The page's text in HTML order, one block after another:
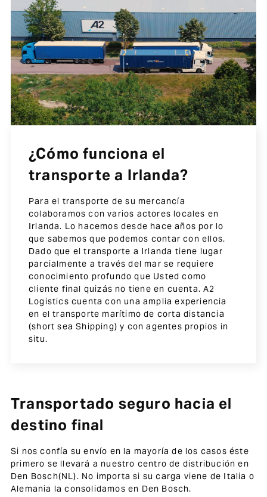
¿Cómo funciona el
transporte a Irlanda?
Para el transporte de su mercancía
colaboramos con varios actores locales en
Irlanda. Lo hacemos desde hace años por lo
que sabemos que podemos contar con ellos.
Dado que el transporte a Irlanda tiene lugar
parcialmente a través del mar se requiere
conocimiento profundo que Usted como
cliente final quizás no tiene en cuenta. A2
Logistics cuenta con una amplia experiencia
en el transporte marítimo de corta distancia
(short sea Shipping) y con agentes propios in
situ.
Transportado seguro hacia el
destino final
Si nos confía su envío en la mayoría de los casos éste
primero se llevará a nuestro centro de distribución en
Den Bosch(NL). No importa si su carga viene de Italia o
Alemania la consolidamos en Den Bosch.